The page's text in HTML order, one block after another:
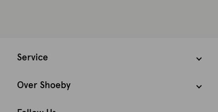
Service
Over Shoeby